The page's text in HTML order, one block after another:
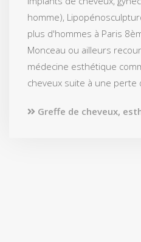
homme),
plus d'hommes à Paris
Monceau ou ailleurs
médecine esthétique
cheveux suite à une perte
Greffe de cheveux,